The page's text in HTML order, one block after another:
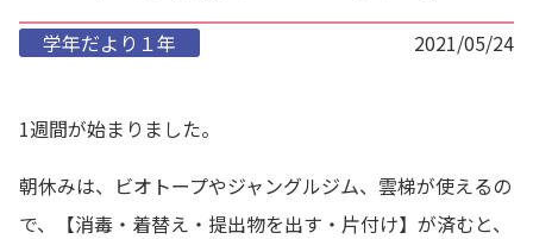
学年だより１年 2021/05/24
1週間が始まりました。
朝休みは、ビオトープやジャングルジム、雲梯が使えるの
で、【消毒・着替え・提出物を出す・片付け】が済むと、